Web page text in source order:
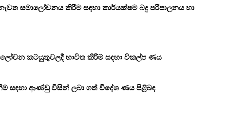
සමාලෝචනය කිරීම සඳහා කාර්යක්ෂම බදු පරිපාලනය හා
කටයුතුවලදී භාවිත කිරීම සඳහා විකල්ප ණය
සඳහා ආණ්ඩු විසින් ලබා ගත් විදේශ ණය පිළිබඳ